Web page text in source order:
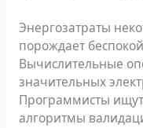
Энергозатраты
порождает
Вычислительные
значительных
Программисты
алгоритмы